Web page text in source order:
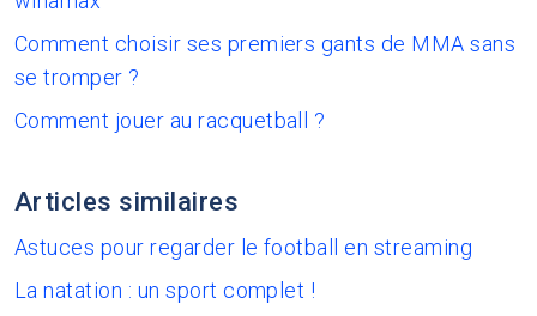
Comment choisir ses premiers gants de MMA sans
se tromper ?
Comment jouer au racquetball ?
Articles similaires
Astuces pour regarder le football en streaming
La natation : un sport complet !